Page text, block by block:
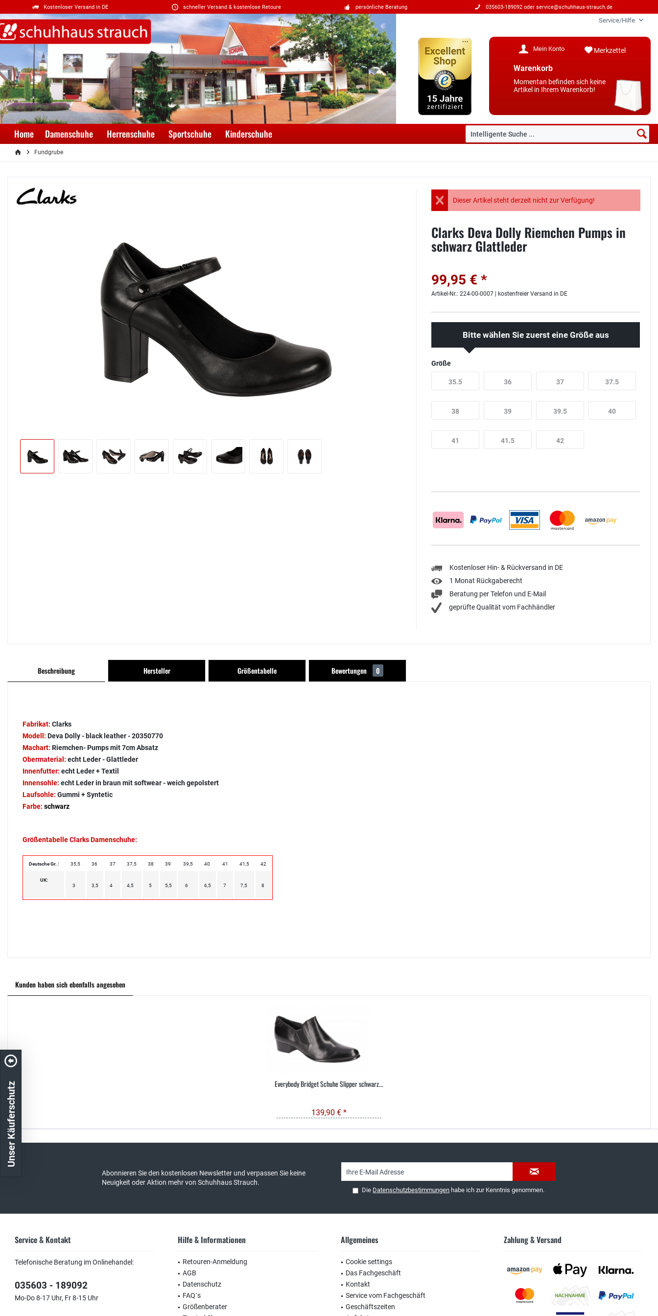
Kostenloser Versand in DE schneller Versand & kostenlose Retoure persönliche Beratung 035603-189092 oder service@schuhhaus-strauch.de
Service/Hilfe
Merkzettel
Mein Konto
Warenkorb
Momentan befinden sich keine
Artikel in Ihrem Warenkorb!
Home Damenschuhe Herrenschuhe Sportschuhe Kinderschuhe
Fundgrube
Dieser Artikel steht derzeit nicht zur Verfügung!
Clarks Deva Dolly Riemchen Pumps in
schwarz Glattleder
99,95 € *
Artikel-Nr.: 224-00-0007 | kostenfreier Versand in DE
Bitte wählen Sie zuerst eine Größe aus
Größe
35.5 36 37 37.5
38 39 39.5 40
41 41.5 42
Kostenloser Hin- & Rückversand in DE
1 Monat Rückgaberecht
Beratung per Telefon und E-Mail
geprüfte Qualität vom Fachhändler
Beschreibung Hersteller Größentabelle Bewertungen 0
Fabrikat: Clarks
Modell: Deva Dolly - black leather - 20350770
Machart: Riemchen- Pumps mit 7cm Absatz
Obermaterial: echt Leder - Glattleder
Innenfutter: echt Leder + Textil
Innensohle: echt Leder in braun mit softwear - weich gepolstert
Laufsohle: Gummi + Syntetic
Farbe: schwarz
Größentabelle Clarks Damenschuhe:
Deutsche Gr. : 35,5 36 37 37,5 38 39 39,5 40 41 41,5 42
UK:
3
3,5 4 4,5 5 5,5 6 6,5 7 7,5 8
Kunden haben sich ebenfalls angesehen
Everybody Bridget Schuhe Slipper schwarz...
139,90 € *
Abonnieren Sie den kostenlosen Newsletter und verpassen Sie keine
Neuigkeit oder Aktion mehr von Schuhhaus Strauch.
Die Datenschutzbestimmungen habe ich zur Kenntnis genommen.
Service & Kontakt
Telefonische Beratung im Onlinehandel:
035603 - 189092
Mo-Do 8-17 Uhr, Fr 8-15 Uhr
Hilfe & Informationen
Retouren-Anmeldung
AGB
Datenschutz
FAQ´s
Größenberater
Allgemeines
Cookie settings
Das Fachgeschäft
Kontakt
Service vom Fachgeschäft
Geschäftszeiten
Zahlung & Versand
Unser Käuferschutz